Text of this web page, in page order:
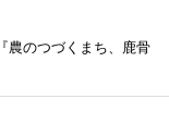
農のつづくまち、鹿骨